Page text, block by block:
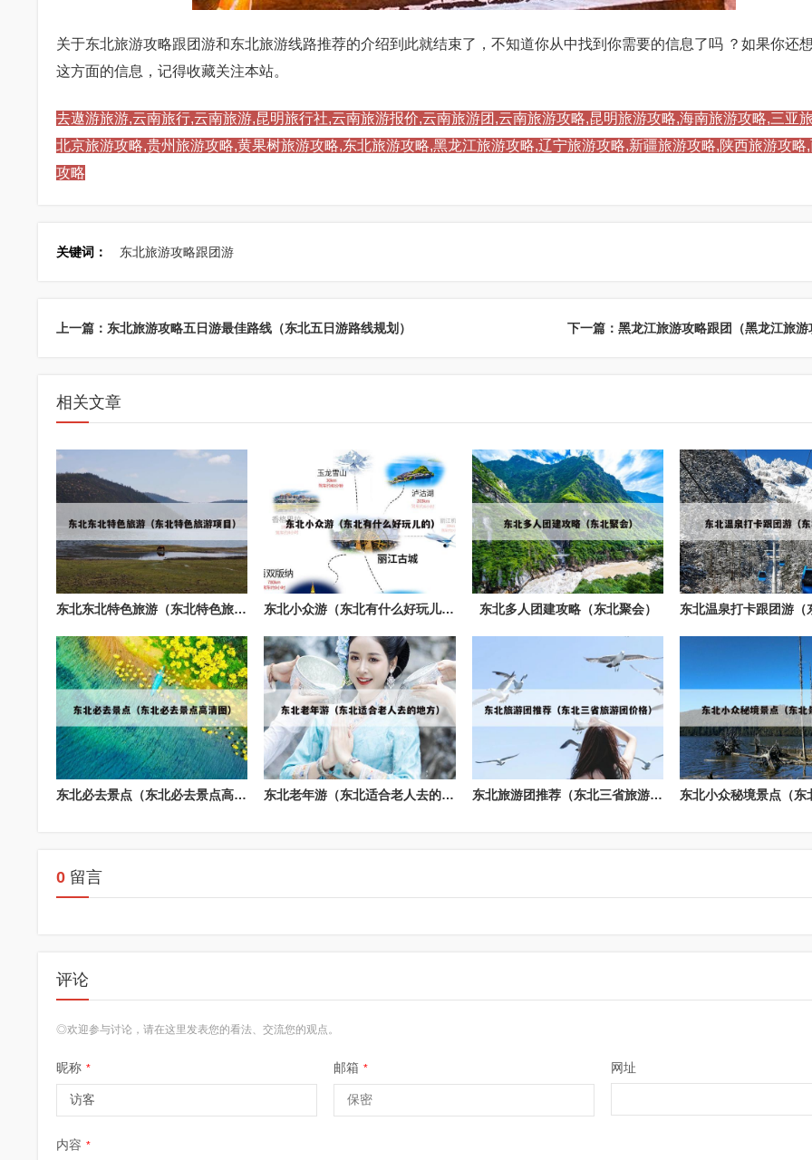
关于东北旅游攻略跟团游和东北旅游线路推荐的介绍到此就结束了，不知道你从中找到你需要的信息了吗 ？如果你还
这方面的信息，记得收藏关注本站。
去遨游旅游,云南旅行,云南旅游,昆明旅行社,云南旅游报价,云南旅游团,云南旅游攻略,昆明旅游攻略,海南旅游攻略,三亚
北京旅游攻略,贵州旅游攻略,黄果树旅游攻略,东北旅游攻略,黑龙江旅游攻略,辽宁旅游攻略,新疆旅游攻略,陕西旅游攻略
攻略
关键词： 东北旅游攻略跟团游
上一篇：东北旅游攻略五日游最佳路线（东北五日游路线规划） 下一篇：黑龙江旅游攻略跟团（黑龙江旅游
相关文章
东北东北特色旅游（东北特色旅游项目） 东北小众游（东北有什么好玩儿的） 东北多人团建攻略（东北聚会）
东北必去景点（东北必去景点高清图） 东北老年游（东北适合老人去的地方） 东北旅游团推荐（东北三省旅游团价格）
0 留言
评论
◎欢迎参与讨论，请在这里发表您的看法、交流您的观点。
昵称 * 邮箱 * 网址
内容 *